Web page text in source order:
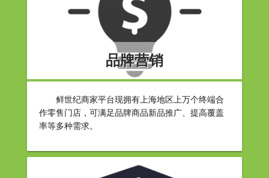
品牌营销
鲜世纪商家平台现拥有上海地区上万个终端合
作零售门店，可满足品牌商品新品推广、提高覆盖
率等多种需求。